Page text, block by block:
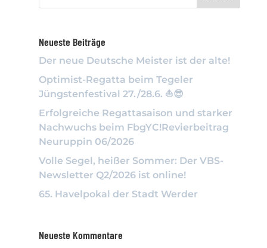
Neueste Beiträge
Der neue Deutsche Meister ist der alte!
Optimist-Regatta beim Tegeler
Jüngstenfestival 27./28.6. ⛵️😎
Erfolgreiche Regattasaison und starker
Nachwuchs beim FbgYC!Revierbeitrag
Neuruppin 06/2026
Volle Segel, heißer Sommer: Der VBS-
Newsletter Q2/2026 ist online!
65. Havelpokal der Stadt Werder
Neueste Kommentare